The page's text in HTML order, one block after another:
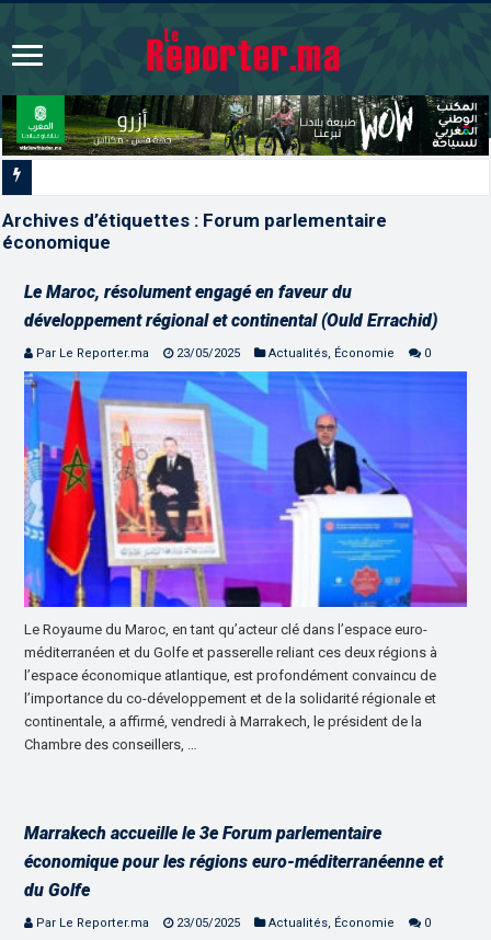
Archives d’étiquettes : Forum parlementaire
économique
Le Maroc, résolument engagé en faveur du
développement régional et continental (Ould Errachid)
Par Le Reporter.ma 23/05/2025 Actualités, Économie 0
Le Royaume du Maroc, en tant qu’acteur clé dans l’espace euro-
méditerranéen et du Golfe et passerelle reliant ces deux régions à
l’espace économique atlantique, est profondément convaincu de
l’importance du co-développement et de la solidarité régionale et
continentale, a affirmé, vendredi à Marrakech, le président de la
Chambre des conseillers, …
Marrakech accueille le 3e Forum parlementaire
économique pour les régions euro-méditerranéenne et
du Golfe
Par Le Reporter.ma 23/05/2025 Actualités, Économie 0